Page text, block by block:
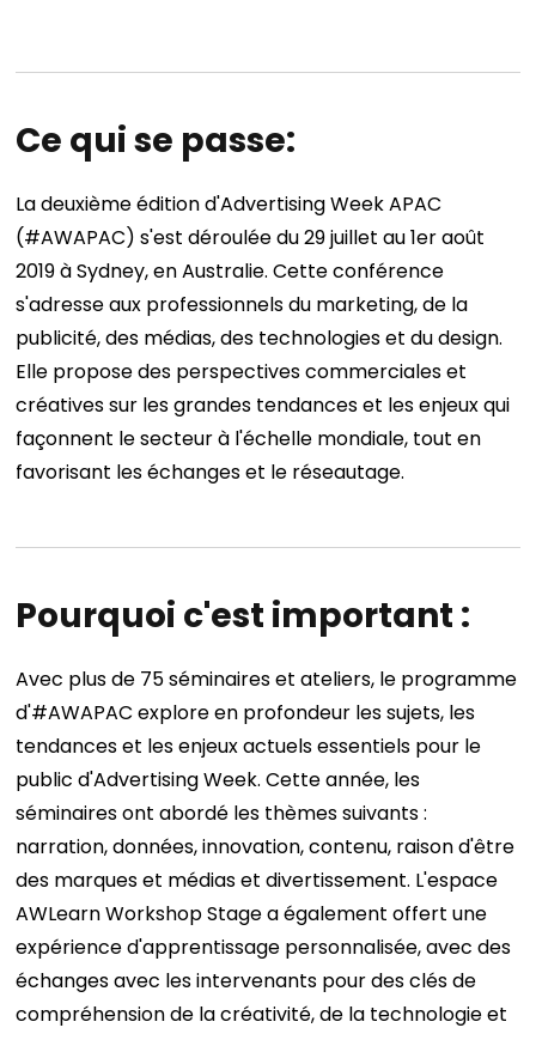
Ce qui se passe:
La deuxième édition d'Advertising Week APAC
(#AWAPAC) s'est déroulée du 29 juillet au 1er août
2019 à Sydney, en Australie. Cette conférence
s'adresse aux professionnels du marketing, de la
publicité, des médias, des technologies et du design.
Elle propose des perspectives commerciales et
créatives sur les grandes tendances et les enjeux qui
façonnent le secteur à l'échelle mondiale, tout en
favorisant les échanges et le réseautage.
Pourquoi c'est important :
Avec plus de 75 séminaires et ateliers, le programme
d'#AWAPAC explore en profondeur les sujets, les
tendances et les enjeux actuels essentiels pour le
public d'Advertising Week. Cette année, les
séminaires ont abordé les thèmes suivants :
narration, données, innovation, contenu, raison d'être
des marques et médias et divertissement. L'espace
AWLearn Workshop Stage a également offert une
expérience d'apprentissage personnalisée, avec des
échanges avec les intervenants pour des clés de
compréhension de la créativité, de la technologie et